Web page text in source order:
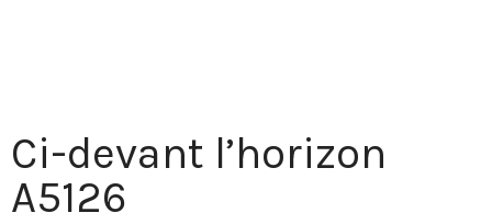
Ci-devant l’horizon
A5126